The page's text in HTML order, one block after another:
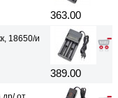
363.00
18650/и
389.00